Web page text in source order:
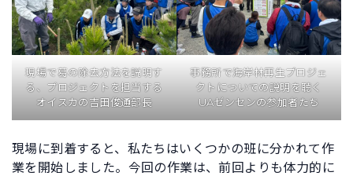
現場で葛の除去方法を説明す
る、プロジェクトを担当する
オイスカの吉田俊通部長
事務所で海岸林再生プロジェ
クトについての説明を聴く
UAゼンセンの参加者たち
現場に到着すると、私たちはいくつかの班に分かれて作
業を開始しました。今回の作業は、前回よりも体力的に